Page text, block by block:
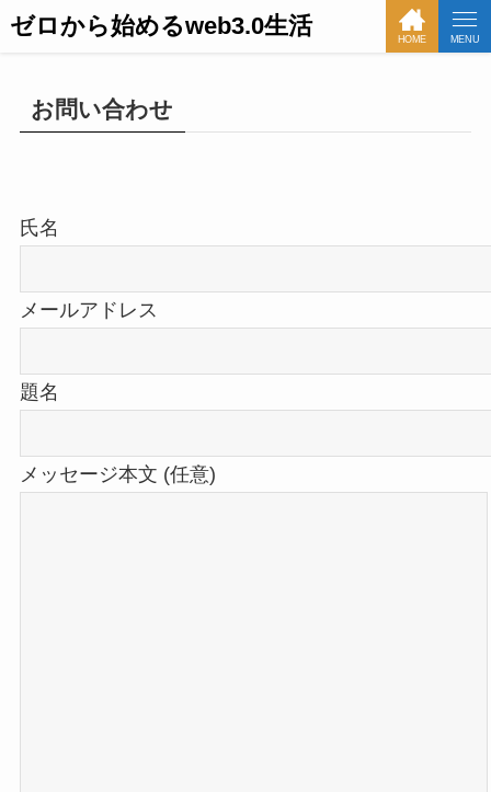
ゼロから始めるweb3.0生活 HOME MENU
お問い合わせ
氏名
メールアドレス
題名
メッセージ本文 (任意)